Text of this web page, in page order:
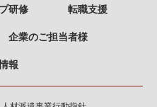
研修 転職支援
企業のご担当者様
報